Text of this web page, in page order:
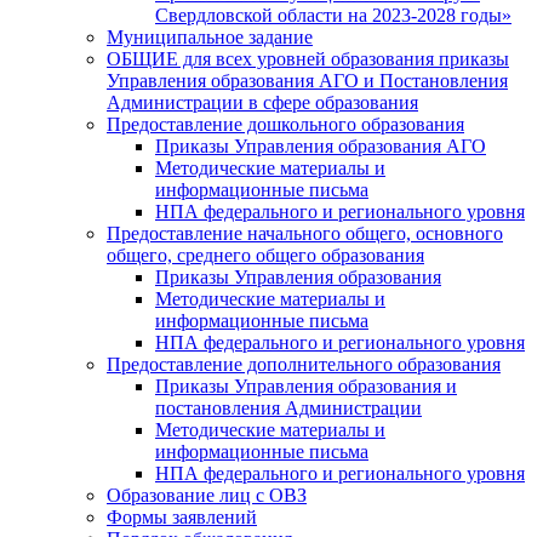
Свердловской области на 2023-2028 годы»
Муниципальное задание
ОБЩИЕ для всех уровней образования приказы
Управления образования АГО и Постановления
Администрации в сфере образования
Предоставление дошкольного образования
Приказы Управления образования АГО
Методические материалы и
информационные письма
НПА федерального и регионального уровня
Предоставление начального общего, основного
общего, среднего общего образования
Приказы Управления образования
Методические материалы и
информационные письма
НПА федерального и регионального уровня
Предоставление дополнительного образования
Приказы Управления образования и
постановления Администрации
Методические материалы и
информационные письма
НПА федерального и регионального уровня
Образование лиц с ОВЗ
Формы заявлений